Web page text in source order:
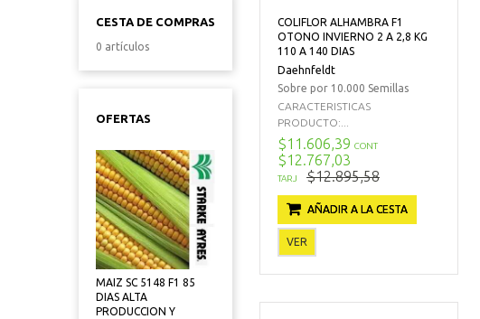
CESTA DE COMPRAS
0 artículos
OFERTAS
MAIZ SC 5148 F1 85
DIAS ALTA
PRODUCCION Y
COLIFLOR ALHAMBRA F1
OTONO INVIERNO 2 A 2,8 KG
110 A 140 DIAS
Daehnfeldt
Sobre por 10.000 Semillas
CARACTERISTICAS
PRODUCTO:...
$11.606,39 CONT
$12.767,03
TARJ $12.895,58
AÑADIR A LA CESTA
VER